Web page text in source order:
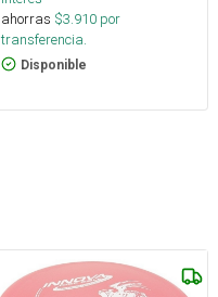
ahorras $3.910 por
transferencia.
Disponible